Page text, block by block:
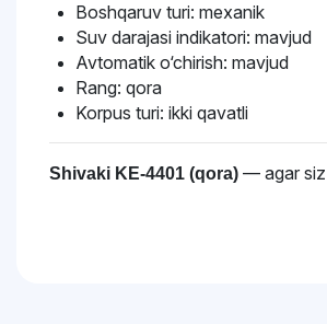
Boshqaruv turi: mexanik
Suv darajasi indikatori: mavjud
Avtomatik o‘chirish: mavjud
Rang: qora
Korpus turi: ikki qavatli
Shivaki KE-4401 (qora) — agar siz